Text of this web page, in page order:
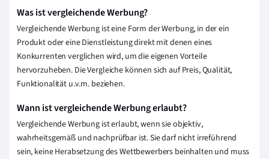
Was ist vergleichende Werbung?
Vergleichende Werbung ist eine Form der Werbung, in der ein
Produkt oder eine Dienstleistung direkt mit denen eines
Konkurrenten verglichen wird, um die eigenen Vorteile
hervorzuheben. Die Vergleiche können sich auf Preis, Qualität,
Funktionalität u.v.m. beziehen.
Wann ist vergleichende Werbung erlaubt?
Vergleichende Werbung ist erlaubt, wenn sie objektiv,
wahrheitsgemäß und nachprüfbar ist. Sie darf nicht irreführend
sein, keine Herabsetzung des Wettbewerbers beinhalten und muss